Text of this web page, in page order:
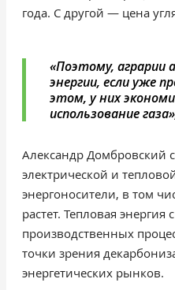
года. С другой — цена
«Поэтому, аграрии
энергии, если уже
этом, у них
использование
Александр Домбровский
электрической и
энергоносители, в том
растет. Тепловая
производственных
точки зрения
энергетических рынков.